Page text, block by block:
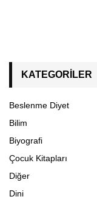
KATEGORILER
Beslenme Diyet
Bilim
Biyografi
Çocuk Kitapları
Diğer
Dini